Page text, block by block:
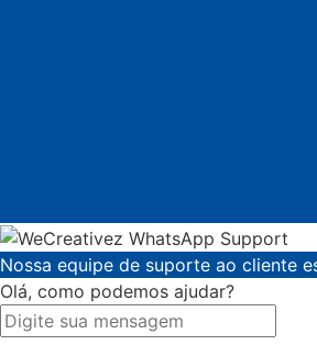
Nossa equipe de suporte ao cliente
Olá, como podemos ajudar?